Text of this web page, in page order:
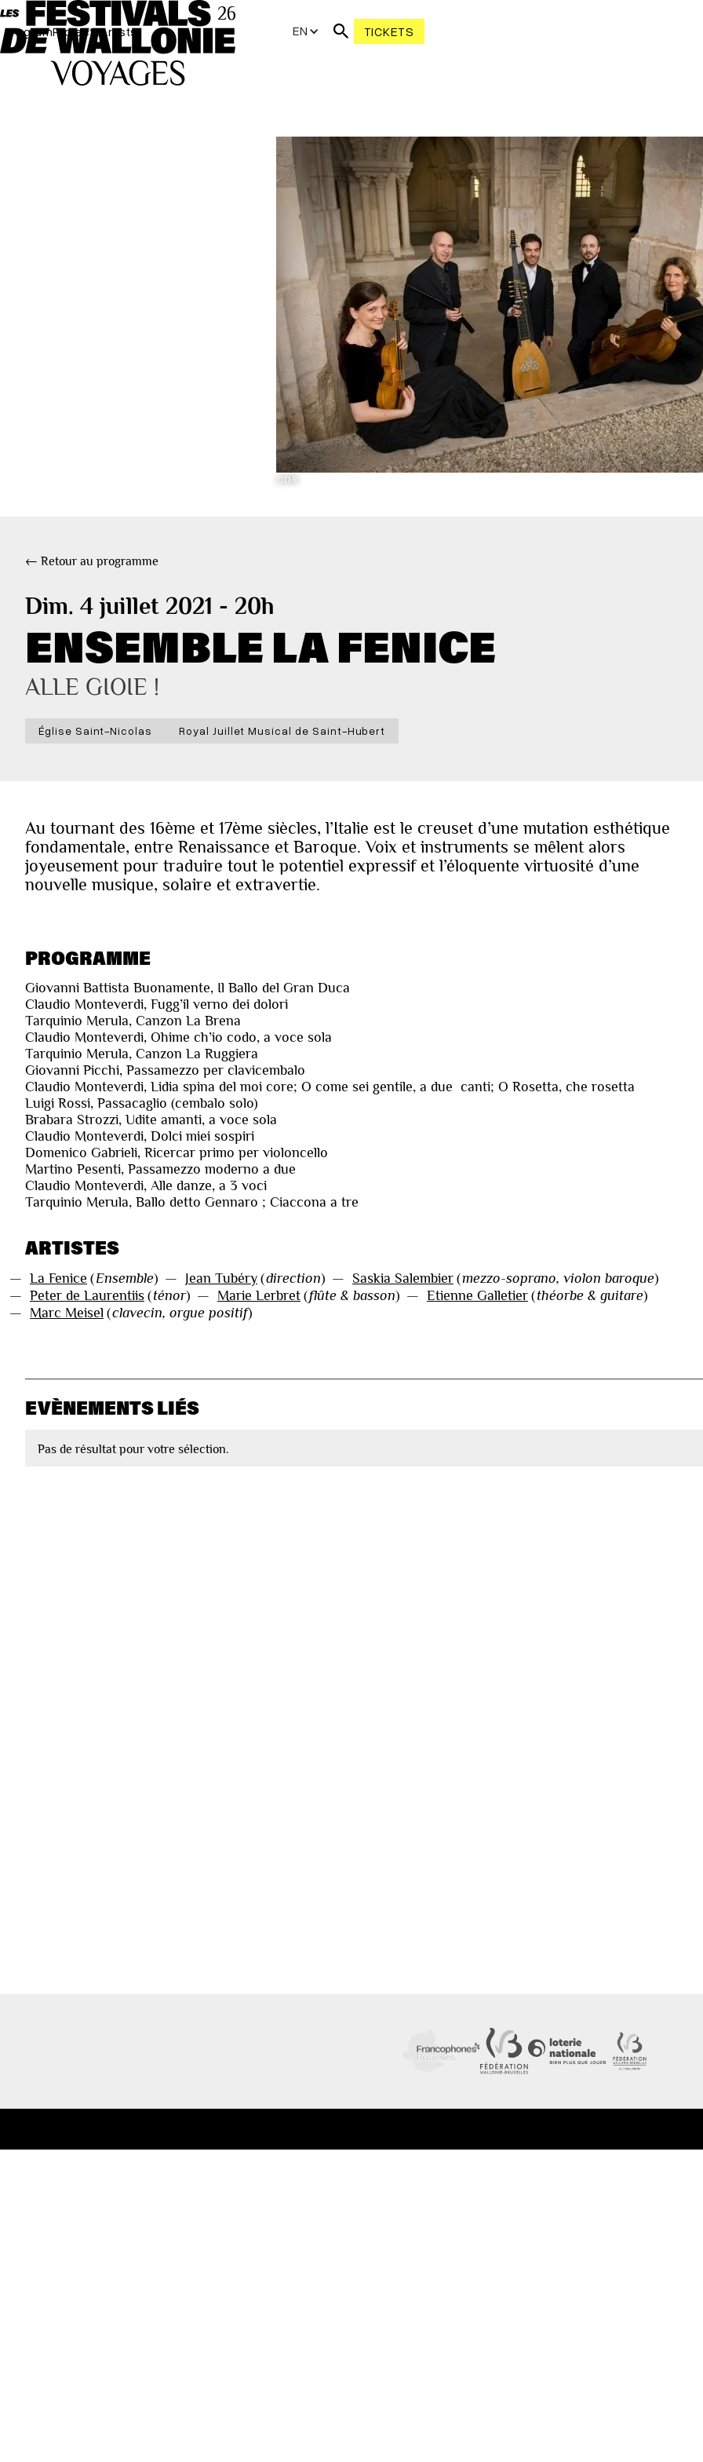
ProgramProjectsArtists EN TICKETS
©DR
← Retour au programme
Dim. 4 juillet 2021 - 20h
ENSEMBLE LA FENICE
ALLE GIOIE !
Église Saint-Nicolas Royal Juillet Musical de Saint-Hubert
Au tournant des 16ème et 17ème siècles, l’Italie est le creuset d’une mutation esthétique
fondamentale, entre Renaissance et Baroque. Voix et instruments se mêlent alors
joyeusement pour traduire tout le potentiel expressif et l’éloquente virtuosité d’une
nouvelle musique, solaire et extravertie.
PROGRAMME
Giovanni Battista Buonamente, Il Ballo del Gran Duca
Claudio Monteverdi, Fugg’il verno dei dolori
Tarquinio Merula, Canzon La Brena
Claudio Monteverdi, Ohime ch’io codo, a voce sola
Tarquinio Merula, Canzon La Ruggiera
Giovanni Picchi, Passamezzo per clavicembalo
Claudio Monteverdi, Lidia spina del moi core; O come sei gentile, a due canti; O Rosetta, che rosetta
Luigi Rossi, Passacaglio (cembalo solo)
Brabara Strozzi, Udite amanti, a voce sola
Claudio Monteverdi, Dolci miei sospiri
Domenico Gabrieli, Ricercar primo per violoncello
Martino Pesenti, Passamezzo moderno a due
Claudio Monteverdi, Alle danze, a 3 voci
Tarquinio Merula, Ballo detto Gennaro ; Ciaccona a tre
ARTISTES
— La Fenice (Ensemble) — Jean Tubéry (direction) — Saskia Salembier (mezzo-soprano, violon baroque)
— Peter de Laurentiis (ténor) — Marie Lerbret (flûte & basson) — Etienne Galletier (théorbe & guitare)
— Marc Meisel (clavecin, orgue positif)
EVÈNEMENTS LIÉS
Pas de résultat pour votre sélection.
CONTACT INFORMATION LES FESTIVALS THE FESTIVALS